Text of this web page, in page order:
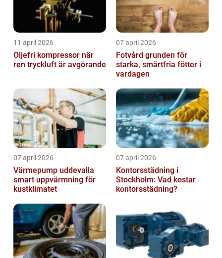
11 april 2026
Oljefri kompressor när
ren tryckluft är avgörande
07 april 2026
Fotvård grunden för
starka, smärtfria fötter i
vardagen
07 april 2026
Värmepump uddevalla
smart uppvärmning för
kustklimatet
07 april 2026
Kontorsstädning i
Stockholm: Vad kostar
kontorsstädning?